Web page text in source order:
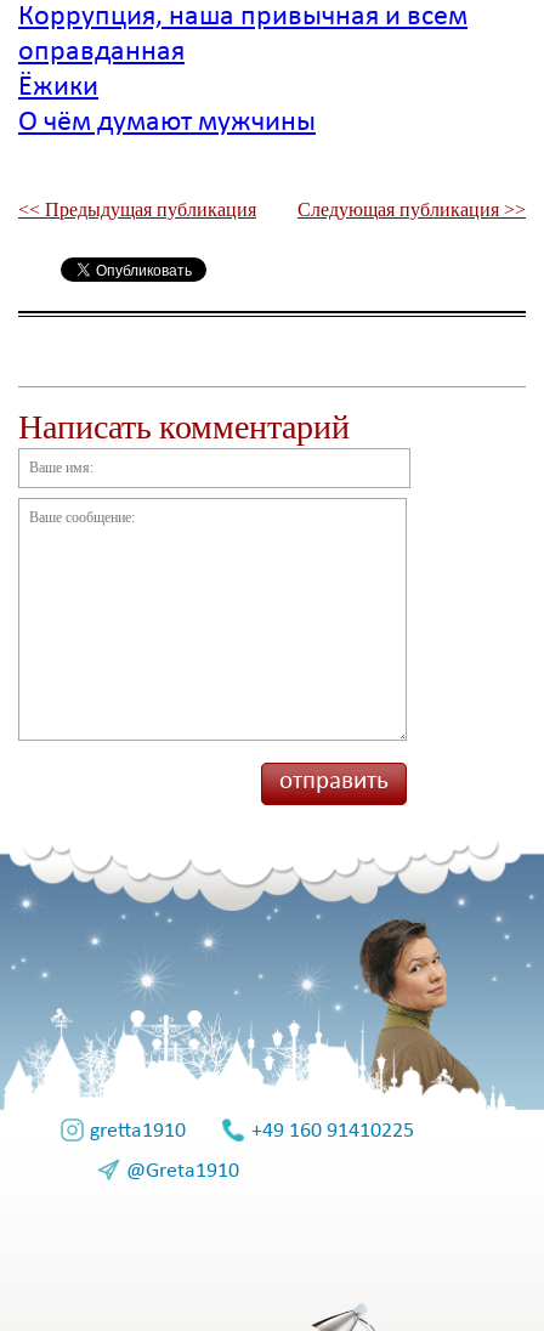
Коррупция, наша привычная и всем
оправданная
Ёжики
О чём думают мужчины
<< Предыдущая публикация Следующая публикация >>
Написать комментарий
gretta1910
+49 160 91410225
@Greta1910